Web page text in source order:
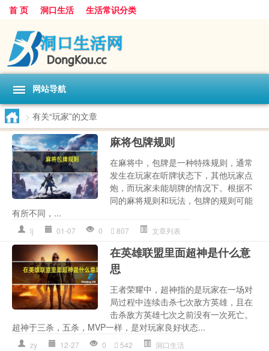
首 页 洞口生活 生活常识分类
网站导航
> 有关“玩家”的文章
麻将包牌规则
在麻将中，包牌是一种特殊规则，通常
发生在玩家在听牌状态下，其他玩家点
炮，而玩家未能胡牌的情况下。根据不
同的麻将规则和玩法，包牌的规则可能
有所不同，...
lj 01-07 0 807 文章列表
在英雄联盟里面超神是什么意
思
王者荣耀中，超神指的是玩家在一场对
局过程中连续击杀七次敌方英雄，且在
击杀敌方英雄七次之前没有一次死亡。
超神于三杀，五杀，MVP一样，是对玩家良好状态...
zy 12-27 0 542 洞口生活